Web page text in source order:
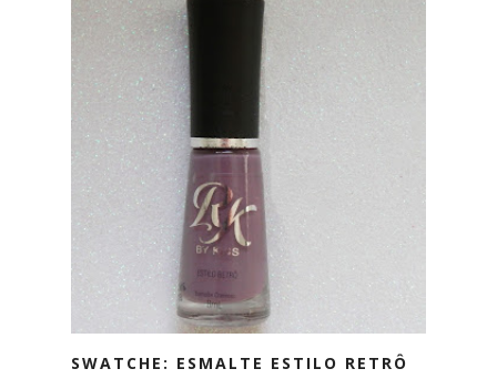
SWATCHE: ESMALTE ESTILO RETRÔ